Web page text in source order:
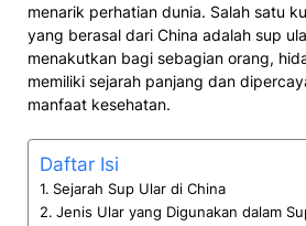
menarik perhatian dunia. Salah satu
yang berasal dari China adalah sup
menakutkan bagi sebagian orang,
memiliki sejarah panjang dan
manfaat kesehatan.
Daftar Isi
Sejarah Sup Ular di China
Jenis Ular yang Digunakan dalam